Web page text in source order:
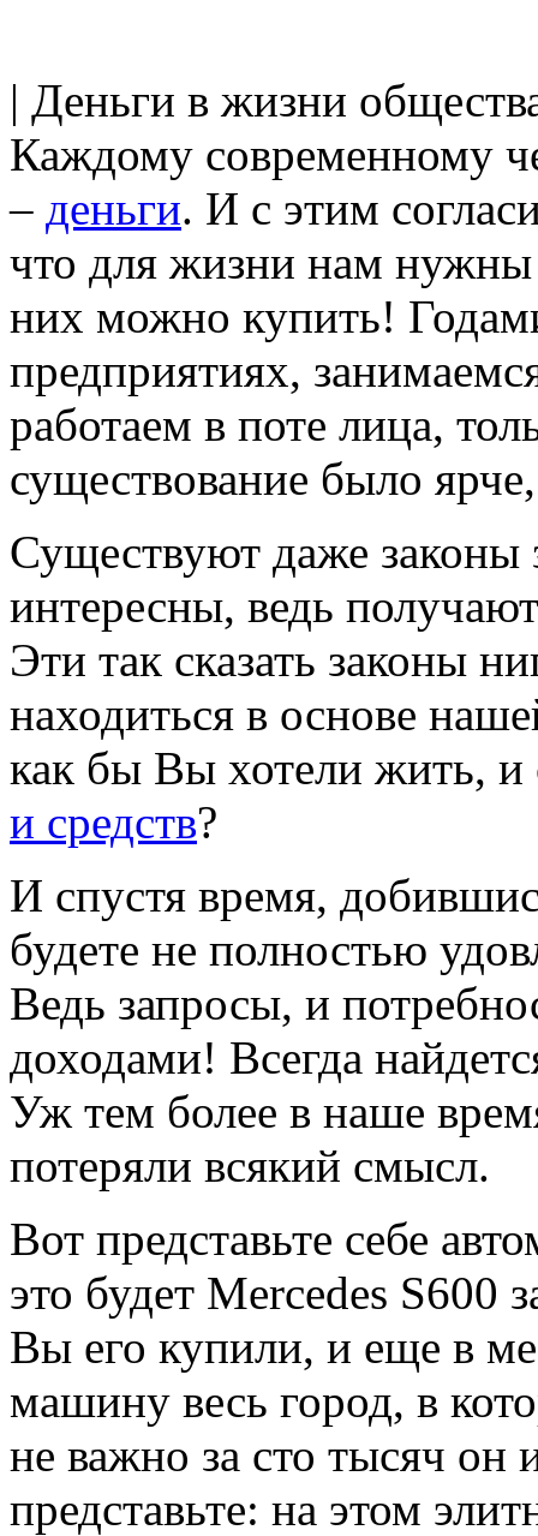
| Деньги в жизни
Каждому современному
– деньги. И с этим
что для жизни нам нужны
них можно купить!
предприятиях,
работаем в поте лица,
существование было
Существуют даже законы
интересны, ведь
Эти так сказать законы
находиться в основе
как бы Вы хотели жить, и
и средств?
И спустя время,
будете не полностью
Ведь запросы, и
доходами! Всегда
Уж тем более в наше
потеряли всякий смысл.
Вот представьте себе
это будет Mercedes S600
Вы его купили, и еще в
машину весь город, в
не важно за сто тысяч он
представьте: на этом